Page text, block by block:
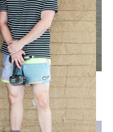
auf